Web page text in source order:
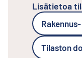
Lisätietoa
Tilaston